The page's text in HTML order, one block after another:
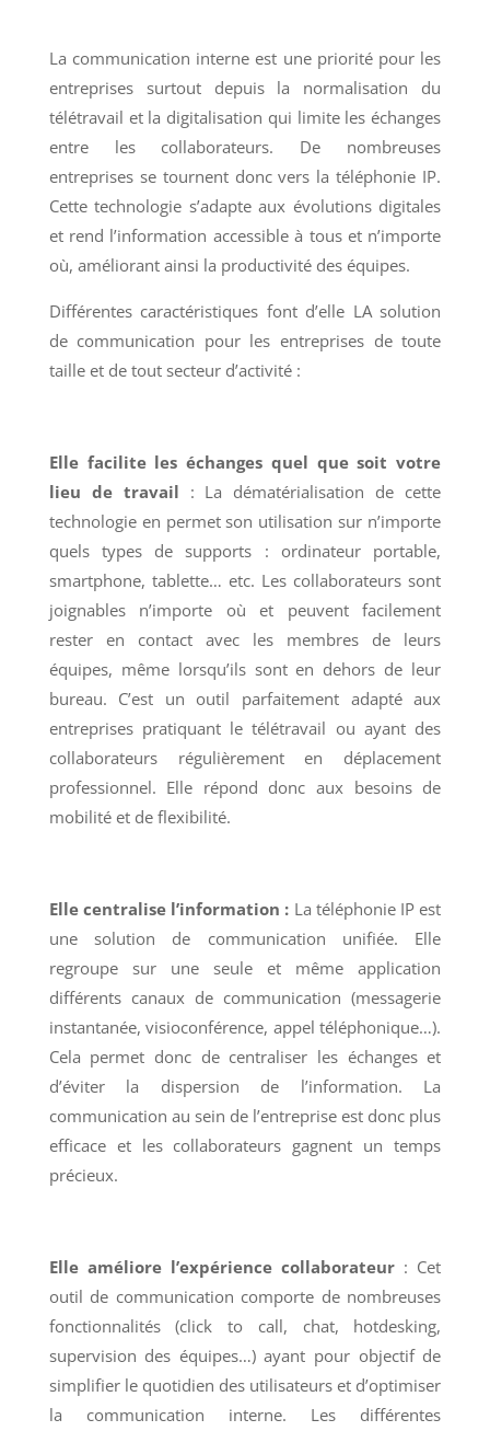
La communication interne est une priorité pour les
entreprises surtout depuis la normalisation du
télétravail et la digitalisation qui limite les échanges
entre les collaborateurs. De nombreuses
entreprises se tournent donc vers la téléphonie IP.
Cette technologie s’adapte aux évolutions digitales
et rend l’information accessible à tous et n’importe
où, améliorant ainsi la productivité des équipes.
Différentes caractéristiques font d’elle LA solution
de communication pour les entreprises de toute
taille et de tout secteur d’activité :
Elle facilite les échanges quel que soit votre
lieu de travail : La dématérialisation de cette
technologie en permet son utilisation sur n’importe
quels types de supports : ordinateur portable,
smartphone, tablette… etc. Les collaborateurs sont
joignables n’importe où et peuvent facilement
rester en contact avec les membres de leurs
équipes, même lorsqu’ils sont en dehors de leur
bureau. C’est un outil parfaitement adapté aux
entreprises pratiquant le télétravail ou ayant des
collaborateurs régulièrement en déplacement
professionnel. Elle répond donc aux besoins de
mobilité et de flexibilité.
Elle centralise l’information : La téléphonie IP est
une solution de communication unifiée. Elle
regroupe sur une seule et même application
différents canaux de communication (messagerie
instantanée, visioconférence, appel téléphonique…).
Cela permet donc de centraliser les échanges et
d’éviter la dispersion de l’information. La
communication au sein de l’entreprise est donc plus
efficace et les collaborateurs gagnent un temps
précieux.
Elle améliore l’expérience collaborateur : Cet
outil de communication comporte de nombreuses
fonctionnalités (click to call, chat, hotdesking,
supervision des équipes…) ayant pour objectif de
simplifier le quotidien des utilisateurs et d’optimiser
la communication interne. Les différentes